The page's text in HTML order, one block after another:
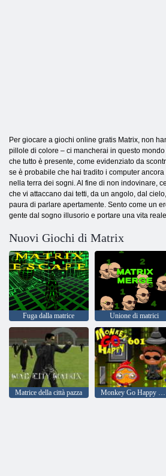
Per giocare a giochi online gratis Matrix, non
pillole di colore – ci mancherai in questo
che tutto è presente, come evidenziato da
se è probabile che hai tradito i computer
nella terra dei sogni. Al fine di non indovinare,
che vi attaccano dai tetti, da un angolo, dal
paura di parlare apertamente. Sento come un
gente dal sogno illusorio e portare una vita reale.
Nuovi Giochi di Matrix
Fuga dalla matrice Unione di matrici
Matrice della città pazza